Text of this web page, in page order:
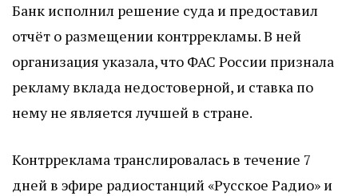
Банк исполнил решение суда и предоставил
отчёт о размещении контррекламы. В ней
организация указала, что ФАС России признала
рекламу вклада недостоверной, и ставка по
нему не является лучшей в стране.
Контрреклама транслировалась в течение 7
дней в эфире радиостанций «Русское Радио» и